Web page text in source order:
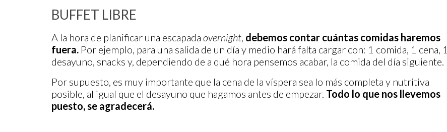
BUFFET LIBRE
A la hora de planificar una escapada overnight, debemos contar cuántas comidas haremos
fuera. Por ejemplo, para una salida de un día y medio hará falta cargar con: 1 comida, 1 cena, 1
desayuno, snacks y, dependiendo de a qué hora pensemos acabar, la comida del día siguiente.
Por supuesto, es muy importante que la cena de la víspera sea lo más completa y nutritiva
posible, al igual que el desayuno que hagamos antes de empezar. Todo lo que nos llevemos
puesto, se agradecerá.